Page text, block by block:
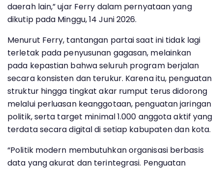
daerah lain,” ujar Ferry dalam pernyataan yang
dikutip pada Minggu, 14 Juni 2026.
Menurut Ferry, tantangan partai saat ini tidak lagi
terletak pada penyusunan gagasan, melainkan
pada kepastian bahwa seluruh program berjalan
secara konsisten dan terukur. Karena itu, penguatan
struktur hingga tingkat akar rumput terus didorong
melalui perluasan keanggotaan, penguatan jaringan
politik, serta target minimal 1.000 anggota aktif yang
terdata secara digital di setiap kabupaten dan kota.
“Politik modern membutuhkan organisasi berbasis
data yang akurat dan terintegrasi. Penguatan